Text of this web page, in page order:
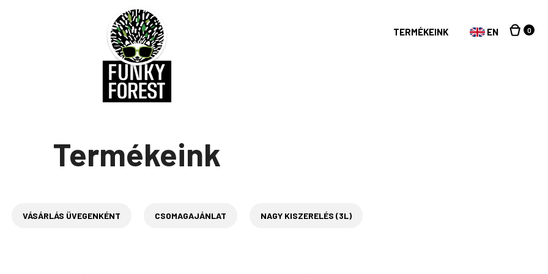
TERMÉKEINK EN 0
Termékeink
VÁSÁRLÁS ÜVEGENKÉNT CSOMAGAJÁNLAT NAGY KISZERELÉS (3L)